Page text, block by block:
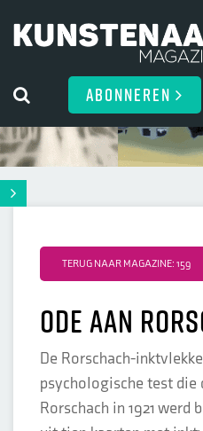
ABONNEREN
TERUG NAAR MAGAZINE: 159
Ode aan
De Rorschach-
psychologische test die
Rorschach in 1921